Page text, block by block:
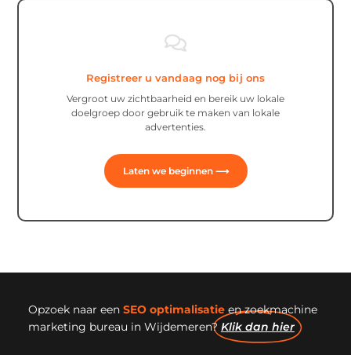
Registreer u vandaag nog bij ons
Vergroot uw zichtbaarheid en bereik uw lokale
doelgroep door gebruik te maken van lokale
advertenties.
Laten we beginnen ⟶
Opzoek naar een SEO optimalisatie en zoekmachine
marketing bureau in Wijdemeren? Klik dan hier